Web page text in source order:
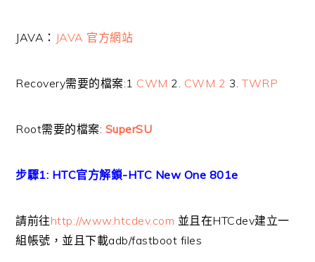
JAVA： JAVA 官方網站
Recovery需要的檔案:1 CWM 2. CWM 2 3.TWRP
Root需要的檔案: SuperSU
步驟1: HTC官方解鎖-HTC New One 801e
請前往http://www.htcdev.com 並且在HTCdev建立一
組帳號，並且下載adb/fastboot files